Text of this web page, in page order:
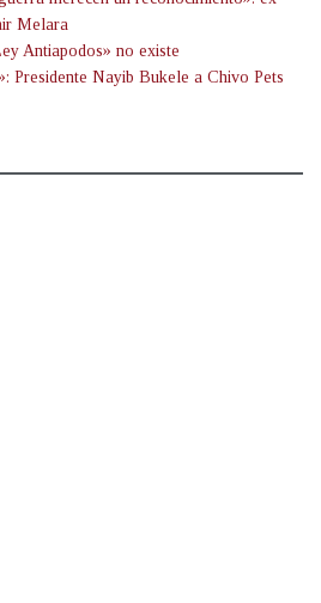
Melara
Antiapodos» no existe
Presidente Nayib Bukele a Chivo Pets